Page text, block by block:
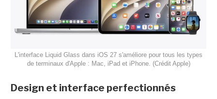
L'interface Liquid Glass dans iOS 27 s'améliore pour tous les types
de terminaux d'Apple : Mac, iPad et iPhone. (Crédit Apple)
Design et interface perfectionnés